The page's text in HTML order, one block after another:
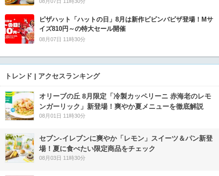
08月07日 11時30分
ピザハット「ハットの日」8月は新作ビビンバピザ登場！Mサ
イズ810円～の特大セール開催
08月07日 11時30分
トレンド | アクセスランキング
オリーブの丘 8月限定「冷製カッペリーニ 赤海老のレモ
ンガーリック」新登場！爽やか夏メニューを徹底解説
08月01日 11時30分
セブン‐イレブンに爽やか「レモン」スイーツ＆パン新登
場！夏に食べたい限定商品をチェック
08月03日 11時30分